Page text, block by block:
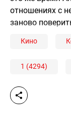
отношениях с
заново
Кино
1 (4294)